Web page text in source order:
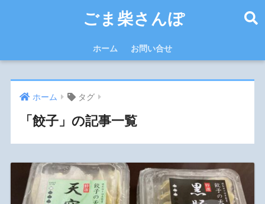
ごま柴さんぽ
ホーム お問い合せ
ホーム タグ
「餃子」の記事一覧